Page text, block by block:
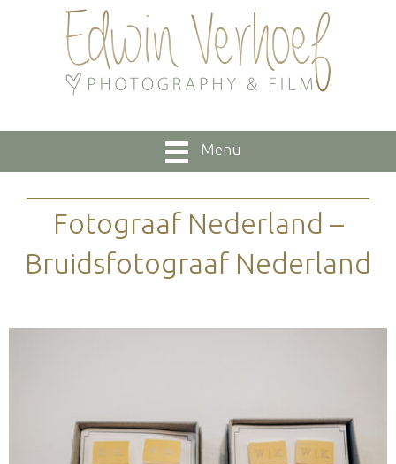
Menu
Fotograaf Nederland –
Bruidsfotograaf Nederland